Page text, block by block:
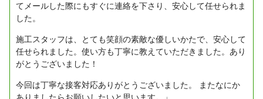
てメールした際にもすぐに連絡を下さり、安心して任せられま
した。
施工スタッフは、とても笑顔の素敵な優しいかたで、安心して
任せられました。使い方も丁寧に教えていただきました。あり
がとうございました！
今回は丁寧な接客対応ありがとうございました。
またなにか
ありましたらお願いしたいと思います。」